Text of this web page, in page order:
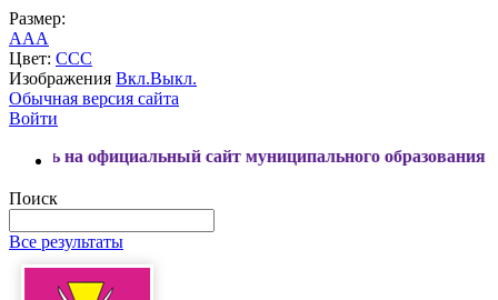
Размер:
AAA
Цвет: CCC
Изображения Вкл.Выкл.
Обычная версия сайта
Войти
сайт муниципального образования Динской
Поиск
Все результаты